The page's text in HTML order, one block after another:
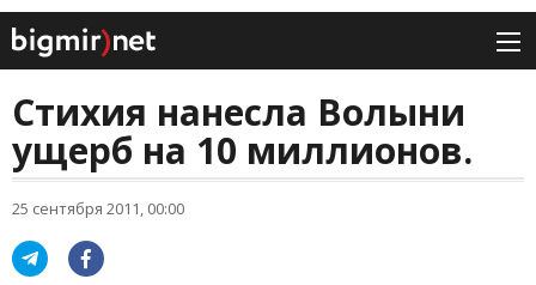
Стихия нанесла Волыни
ущерб на 10 миллионов.
25 сентября 2011, 00:00